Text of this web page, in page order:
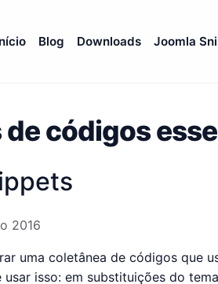
Blog Downloads Joomla
de códigos
2016
uma coletânea de códigos que
usar isso: em substituições do